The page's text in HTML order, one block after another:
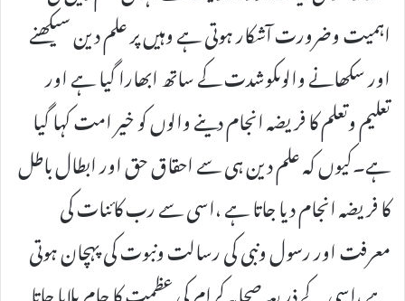
اہمیت وضرورت آشکار ہوتی ہے وہیں پر علم دین سیکھنے
اور سکھانے والوںکوشدت کے ساتھ ابھارا گیا ہے اور
تعلیم وتعلم کا فریضہ انجام دینے والوں کو خیر امت کہا گیا
ہے۔کیوں کہ علم دین ہی سے احقاق حق اور ابطال باطل
کا فریضہ انجام دیا جاتا ہے ،اسی سے رب کائنات کی
معرفت اور رسول ونبی کی رسالت ونبوت کی پہچان ہوتی
ہے ،اسی کے ذریعہ صحابہ کرام کی عظمت کا جام پلایا جاتا